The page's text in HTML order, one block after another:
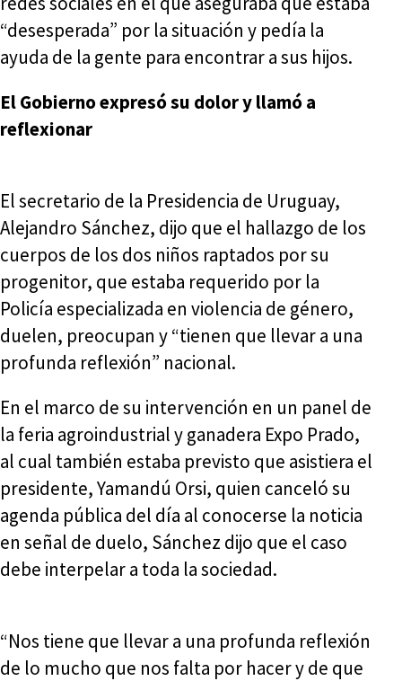
“desesperada” por la situación y pedía la
ayuda de la gente para encontrar a sus hijos.
El Gobierno expresó su dolor y llamó a
reflexionar
El secretario de la Presidencia de Uruguay,
Alejandro Sánchez, dijo que el hallazgo de los
cuerpos de los dos niños raptados por su
progenitor, que estaba requerido por la
Policía especializada en violencia de género,
duelen, preocupan y “tienen que llevar a una
profunda reflexión” nacional.
En el marco de su intervención en un panel de
la feria agroindustrial y ganadera Expo Prado,
al cual también estaba previsto que asistiera el
presidente, Yamandú Orsi, quien canceló su
agenda pública del día al conocerse la noticia
en señal de duelo, Sánchez dijo que el caso
debe interpelar a toda la sociedad.
“Nos tiene que llevar a una profunda reflexión
de lo mucho que nos falta por hacer y de que